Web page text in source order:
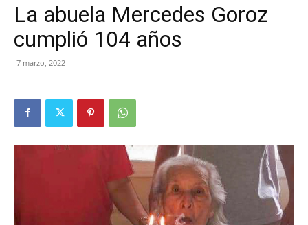
La abuela Mercedes Goroz
cumplió 104 años
7 marzo, 2022